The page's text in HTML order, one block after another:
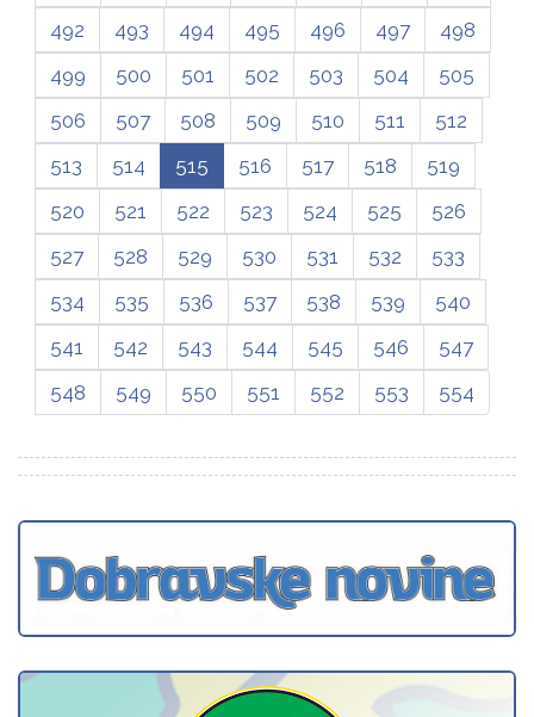
492 493 494 495 496 497
498
499
500 501 502 503 504
505
506
507 508 509 510 511
512
513
514 515 516 517 518
519
520
521 522 523 524 525
526
527
528 529 530 531 532
533
534
535 536 537 538 539
540
541
542 543 544 545 546
547
548
549 550 551 552 553 554